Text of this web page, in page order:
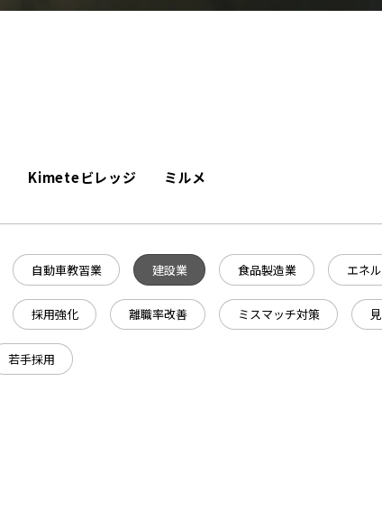
Kimeteビレッジ ミルメ
自動車教習業 建設業 食品製造業 エネ
採用強化 離職率改善 ミスマッチ対策
若手採用